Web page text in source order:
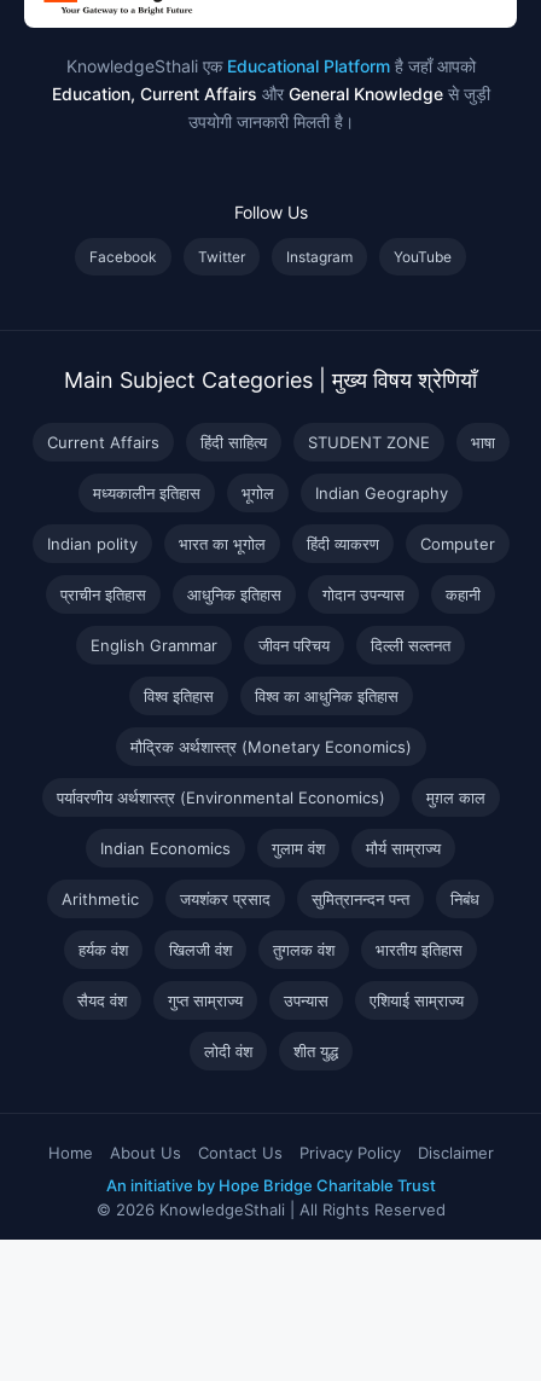
KnowledgeSthali एक Educational Platformहै जहाँ आपको
Education, Current Affairs और General Knowledgeसे जुड़ी
उपयोगी जानकारी मिलती है।
Follow Us
Facebook Twitter Instagram YouTube
Main Subject Categories | मुख्य विषय श्रेणियाँ
Current Affairs हिंदी साहित्य STUDENT ZONE भाषा
मध्यकालीन इतिहास भूगोल Indian Geography
Indian polity भारत का भूगोल हिंदी व्याकरण Computer
प्राचीन इतिहास आधुनिक इतिहास गोदान उपन्यास कहानी
English Grammar जीवन परिचय दिल्ली सल्तनत
विश्व इतिहास विश्व का आधुनिक इतिहास
मौद्रिक अर्थशास्त्र (Monetary Economics)
पर्यावरणीय अर्थशास्त्र (Environmental Economics) मुग़ल काल
Indian Economics गुलाम वंश मौर्य साम्राज्य
Arithmetic जयशंकर प्रसाद सुमित्रानन्दन पन्त निबंध
हर्यक वंश खिलजी वंश तुगलक वंश भारतीय इतिहास
सैयद वंश गुप्त साम्राज्य उपन्यास एशियाई साम्राज्य
लोदी वंश शीत युद्ध
Home About Us Contact Us Privacy Policy
Disclaimer
An initiative by Hope Bridge Charitable Trust
© 2026 KnowledgeSthali | All Rights Reserved